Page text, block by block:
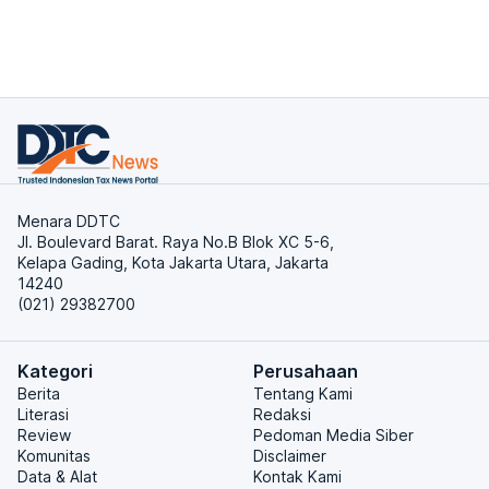
Menara DDTC
Jl. Boulevard Barat. Raya No.B Blok XC 5-6,
Kelapa Gading, Kota Jakarta Utara, Jakarta
14240
(021) 29382700
Kategori
Berita
Literasi
Review
Komunitas
Data & Alat
Perusahaan
Tentang Kami
Redaksi
Pedoman Media Siber
Disclaimer
Kontak Kami